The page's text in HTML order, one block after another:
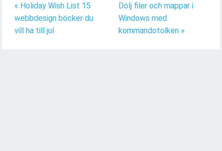
« Holiday Wish List 15
webbdesign böcker du
vill ha till jul
Dölj filer och mappar i
Windows med
kommandotolken »